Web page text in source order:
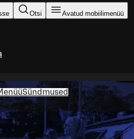
Otsi Avatud mobiilimenüü
Sündmused